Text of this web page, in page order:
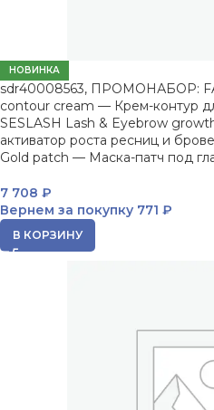
НОВИНКА
sdr40008563, ПРОМОНАБОР:
contour cream — Крем-контур
SESLASH Lash & Eyebrow
активатор роста ресниц и
Gold patch — Маска-патч под
7 708 ₽
Вернем за покупку 771 ₽
В КОРЗИНУ